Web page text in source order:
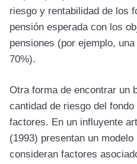
riesgo y rentabilidad de los
pensión esperada con los
pensiones (por ejemplo,
70%).
Otra forma de encontrar un
cantidad de riesgo del
factores. En un influyente
(1993) presentan un
consideran factores